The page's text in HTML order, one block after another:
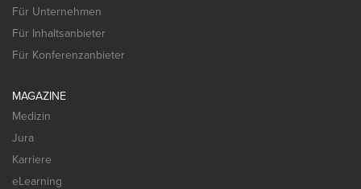
Für Unternehmen
Für Inhaltsanbieter
Für Konferenzanbieter
MAGAZINE
Medizin
Jura
Karriere
eLearning